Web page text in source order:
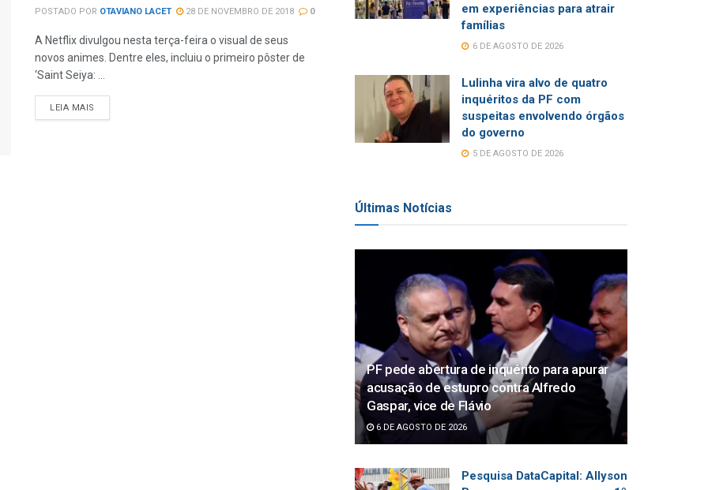
POSTADO POR OTAVIANO LACET 28 DE NOVEMBRO DE 2018 0
A Netflix divulgou nesta terça-feira o visual de seus
novos animes. Dentre eles, incluiu o primeiro pôster de
‘Saint Seiya: ...
LEIA MAIS
em experiências para atrair
famílias
6 DE AGOSTO DE 2026
Lulinha vira alvo de quatro
inquéritos da PF com
suspeitas envolvendo órgãos
do governo
5 DE AGOSTO DE 2026
Últimas Notícias
PF pede abertura de inquérito para apurar
acusação de estupro contra Alfredo
Gaspar, vice de Flávio
6 DE AGOSTO DE 2026
Pesquisa DataCapital: Allyson